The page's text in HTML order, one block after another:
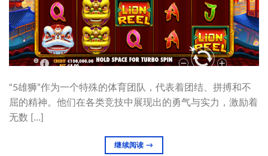
“5雄狮”作为一个特殊的体育团队，代表着团结、拼搏和不
屈的精神。他们在各类竞技中展现出的勇气与实力，激励着
无数 […]
继续阅读→